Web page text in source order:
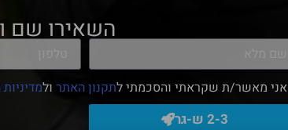
השאירו שם
אני מאשר/ת שקראתי והסכמתי לתקנון האתר ול
2-3 ש-גר